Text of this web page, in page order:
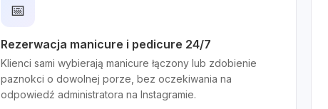
📅
Rezerwacja manicure i pedicure 24/7
Klienci sami wybierają manicure łączony lub zdobienie
paznokci o dowolnej porze, bez oczekiwania na
odpowiedź administratora na Instagramie.